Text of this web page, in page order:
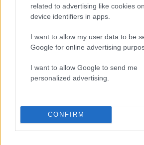
related to advertising like cookies
device identifiers in apps.
I want to allow my user data to be
Google for online advertising
I want to allow Google to send me
personalized advertising.
CONFIRM
Καιρός «hot – dry – windy»
Αυξημένος ο κίνδυνος
φωτιάς, συναγερμός σε 6